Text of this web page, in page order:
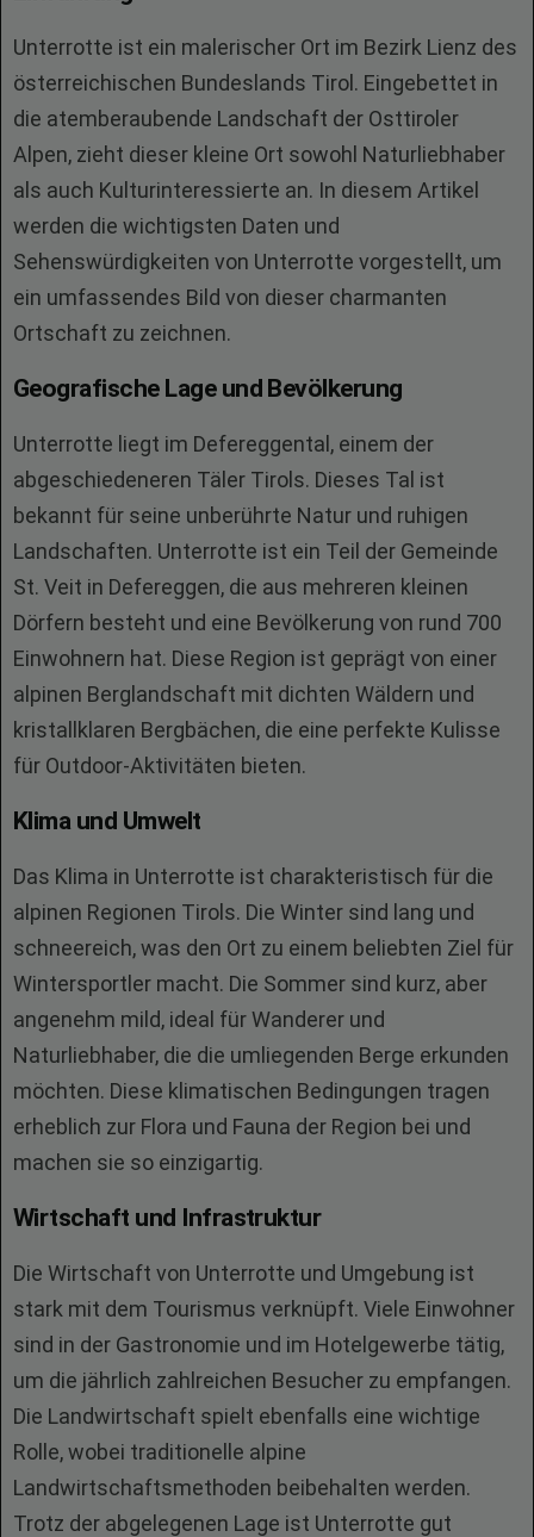
Unterrotte ist ein malerischer Ort im Bezirk Lienz des
österreichischen Bundeslands Tirol. Eingebettet in
die atemberaubende Landschaft der Osttiroler
Alpen, zieht dieser kleine Ort sowohl Naturliebhaber
als auch Kulturinteressierte an. In diesem Artikel
werden die wichtigsten Daten und
Sehenswürdigkeiten von Unterrotte vorgestellt, um
ein umfassendes Bild von dieser charmanten
Ortschaft zu zeichnen.
Geografische Lage und Bevölkerung
Unterrotte liegt im Defereggental, einem der
abgeschiedeneren Täler Tirols. Dieses Tal ist
bekannt für seine unberührte Natur und ruhigen
Landschaften. Unterrotte ist ein Teil der Gemeinde
St. Veit in Defereggen, die aus mehreren kleinen
Dörfern besteht und eine Bevölkerung von rund 700
Einwohnern hat. Diese Region ist geprägt von einer
alpinen Berglandschaft mit dichten Wäldern und
kristallklaren Bergbächen, die eine perfekte Kulisse
für Outdoor-Aktivitäten bieten.
Klima und Umwelt
Das Klima in Unterrotte ist charakteristisch für die
alpinen Regionen Tirols. Die Winter sind lang und
schneereich, was den Ort zu einem beliebten Ziel für
Wintersportler macht. Die Sommer sind kurz, aber
angenehm mild, ideal für Wanderer und
Naturliebhaber, die die umliegenden Berge erkunden
möchten. Diese klimatischen Bedingungen tragen
erheblich zur Flora und Fauna der Region bei und
machen sie so einzigartig.
Wirtschaft und Infrastruktur
Die Wirtschaft von Unterrotte und Umgebung ist
stark mit dem Tourismus verknüpft. Viele Einwohner
sind in der Gastronomie und im Hotelgewerbe tätig,
um die jährlich zahlreichen Besucher zu empfangen.
Die Landwirtschaft spielt ebenfalls eine wichtige
Rolle, wobei traditionelle alpine
Landwirtschaftsmethoden beibehalten werden.
Trotz der abgelegenen Lage ist Unterrotte gut